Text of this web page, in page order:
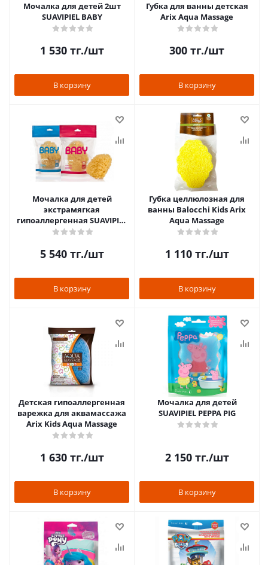
Мочалка для детей 2шт
SUAVIPIEL BABY
1 530тг./шт
В корзину
Губка для ванны детская
Arix Aqua Massage
300 тг./шт
В корзину
Мочалка для детей
экстрамягкая
гипоаллергенная SUAVIPIEL
BABY
5 540тг./шт
В корзину
Губка целлюлозная для
ванны Balocchi Kids Arix
Aqua Massage
1 110тг./шт
В корзину
Детская гипоаллергенная
варежка для аквамассажа
Arix Kids Aqua Massage
1 630тг./шт
В корзину
Мочалка для детей
SUAVIPIEL PEPPA PIG
2 150тг./шт
В корзину